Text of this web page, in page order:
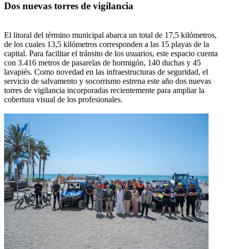
Dos nuevas torres de vigilancia
El litoral del término municipal abarca un total de 17,5 kilómetros,
de los cuales 13,5 kilómetros corresponden a las 15 playas de la
capital. Para facilitar el tránsito de los usuarios, este espacio cuenta
con 3.416 metros de pasarelas de hormigón, 140 duchas y 45
lavapiés. Como novedad en las infraestructuras de seguridad, el
servicio de salvamento y socorrismo estrena este año dos nuevas
torres de vigilancia incorporadas recientemente para ampliar la
cobertura visual de los profesionales.